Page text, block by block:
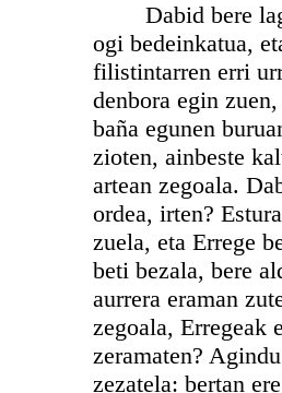
Dabid bere
ogi bedeinkatua,
filistintarren erri
denbora egin
baña egunen
zioten, ainbeste
artean zegoala.
ordea, irten?
zuela, eta Errege
beti bezala, bere
aurrera eraman
zegoala, Erregeak
zeramaten?
zezatela: bertan